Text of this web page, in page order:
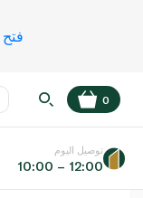
فتح
عر
0
توصيل اليوم
10:00 – 12:00